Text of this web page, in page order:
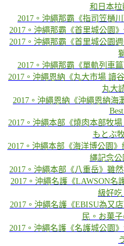
和日本
2017。沖繩那霸《指司笠樋
2017。沖繩那霸《首里城公園
2017。沖繩那霸《首里城公園
2017。沖繩那霸《單軌列車
2017。沖繩恩納《丸大市場 讀
丸大
2017。沖繩恩納《沖繩恩納海
2017。沖繩本部《燒肉本部牧
もとぶ
2017。沖繩本部《海洋博公園
縄記念公
2017。沖繩本部《八重岳》雖
2017。沖繩名護《LAWSON名
級好吃
2017。沖繩名護《EBISU為又
民。お菓
2017。沖繩名護《名護城公園